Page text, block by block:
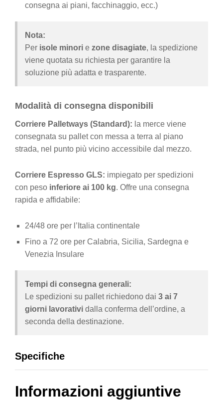
consegna ai piani, facchinaggio, ecc.)
Nota:
Per isole minori e zone disagiate, la spedizione
viene quotata su richiesta per garantire la
soluzione più adatta e trasparente.
Modalità di consegna disponibili
Corriere Palletways (Standard): la merce viene
consegnata su pallet con messa a terra al piano
strada, nel punto più vicino accessibile dal mezzo.
Corriere Espresso GLS: impiegato per spedizioni
con peso inferiore ai 100 kg. Offre una consegna
rapida e affidabile:
24/48 ore per l’Italia continentale
Fino a 72 ore per Calabria, Sicilia, Sardegna e
Venezia Insulare
Tempi di consegna generali:
Le spedizioni su pallet richiedono dai 3 ai 7
giorni lavorativi dalla conferma dell’ordine, a
seconda della destinazione.
Specifiche
Informazioni aggiuntive